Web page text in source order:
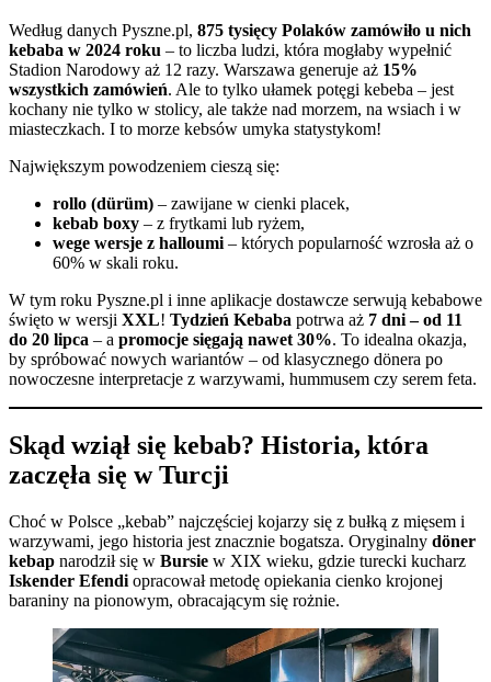
Według danych Pyszne.pl, 875 tysięcy Polaków zamówiło u nich
kebaba w 2024 roku – to liczba ludzi, która mogłaby wypełnić
Stadion Narodowy aż 12 razy. Warszawa generuje aż 15%
wszystkich zamówień. Ale to tylko ułamek potęgi kebeba – jest
kochany nie tylko w stolicy, ale także nad morzem, na wsiach i w
miasteczkach. I to morze kebsów umyka statystykom!
Największym powodzeniem cieszą się:
rollo (dürüm) – zawijane w cienki placek,
kebab boxy – z frytkami lub ryżem,
wege wersje z halloumi – których popularność wzrosła aż o
60% w skali roku.
W tym roku Pyszne.pl i inne aplikacje dostawcze serwują kebabowe
święto w wersji XXL! Tydzień Kebaba potrwa aż 7 dni – od 11
do 20 lipca – a promocje sięgają nawet 30%. To idealna okazja,
by spróbować nowych wariantów – od klasycznego dönera po
nowoczesne interpretacje z warzywami, hummusem czy serem feta.
Skąd wziął się kebab? Historia, która
zaczęła się w Turcji
Choć w Polsce „kebab” najczęściej kojarzy się z bułką z mięsem i
warzywami, jego historia jest znacznie bogatsza. Oryginalny döner
kebap narodził się w Bursie w XIX wieku, gdzie turecki kucharz
Iskender Efendi opracował metodę opiekania cienko krojonej
baraniny na pionowym, obracającym się rożnie.